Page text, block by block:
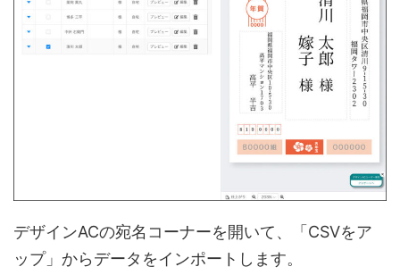
デザインACの宛名コーナーを開いて、「CSVをア
ップ」からデータをインポートします。